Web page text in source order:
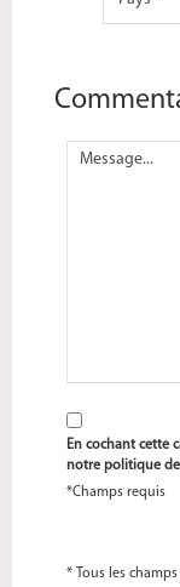
En cochant cette
notre politique
*Champs requis
* Tous les